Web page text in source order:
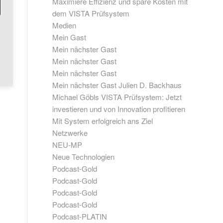
dem VISTA Prüfsystem
Medien
Mein Gast
Mein nächster Gast
Mein nächster Gast
Mein nächster Gast
Mein nächster Gast Julien D. Backhaus
Michael Göbls VISTA Prüfsystem: Jetzt
investieren und von Innovation profitieren
Mit System erfolgreich ans Ziel
Netzwerke
NEU-MP
Neue Technologien
Podcast-Gold
Podcast-Gold
Podcast-Gold
Podcast-Gold
Podcast-PLATIN